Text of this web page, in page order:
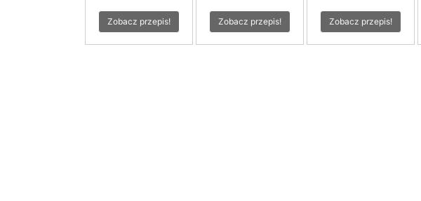
Zobacz przepis! Zobacz przepis! Zobacz przepis!